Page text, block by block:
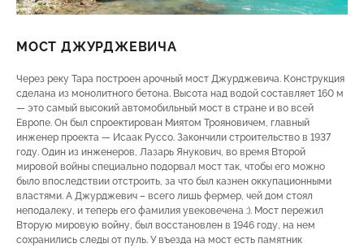
МОСТ ДЖУРДЖЕВИЧА
Через реку Тара построен арочный мост Джурджевича. Конструкция
сделана из монолитного бетона. Высота над водой составляет 160 м
— это самый высокий автомобильный мост в стране и во всей
Европе. Он был спроектирован Миятом Трояновичем, главный
инженер проекта — Исаак Руссо. Закончили строительство в 1937
году. Один из инженеров, Лазарь Янукович, во время Второй
мировой войны специально подорвал мост так, чтобы его можно
было впоследствии отстроить, за что был казнен оккупационными
властями. А Джурджевич – всего лишь фермер, чей дом стоял
неподалеку, и теперь его фамилия увековечена :). Мост пережил
Вторую мировую войну, был восстановлен в 1946 году, на нем
сохранились следы от пуль. У въезда на мост есть памятник